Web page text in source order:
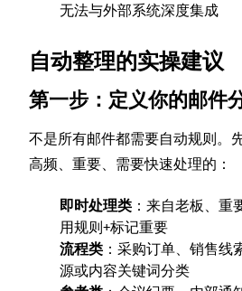
无法与外部系统深度集成
自动整理的实操建议
第一步：定义你的邮件
不是所有邮件都需要自动规则。
高频、重要、需要快速处理的：
即时处理类 ：来自老板、
用规则+标记重要
流程类 ：采购订单、销售线
源或内容关键词分类